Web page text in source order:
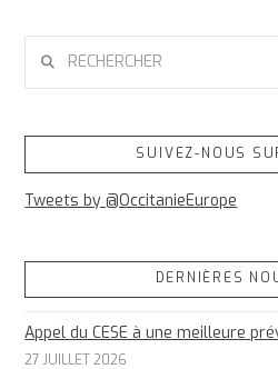
SUIVEZ-NOUS
Tweets by @OccitanieEurope
DERNIÈRES
Appel du CESE à une meilleure
27 JUILLET 2026